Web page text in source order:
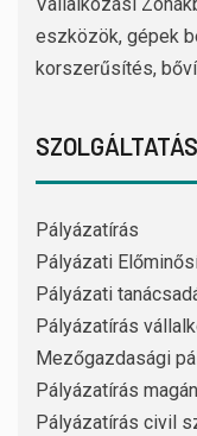
eszközök, gépek
korszerűsítés,
Pályázatírás
Pályázati
Pályázati
Pályázatírás
Mezőgazdasági
Pályázatírás
Pályázatírás civil